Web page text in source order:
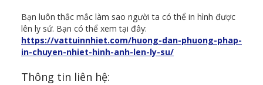
Bạn luôn thắc mắc làm sao người ta có thể in hình được
lên ly sứ. Bạn có thể xem tại đây:
https://vattuinnhiet.com/huong-dan-phuong-phap-
in-chuyen-nhiet-hinh-anh-len-ly-su/
Thông tin liên hệ: